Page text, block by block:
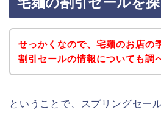
せっかくなので、宅麺のお店の
割引セールの情報についても調
ということで、スプリングセー